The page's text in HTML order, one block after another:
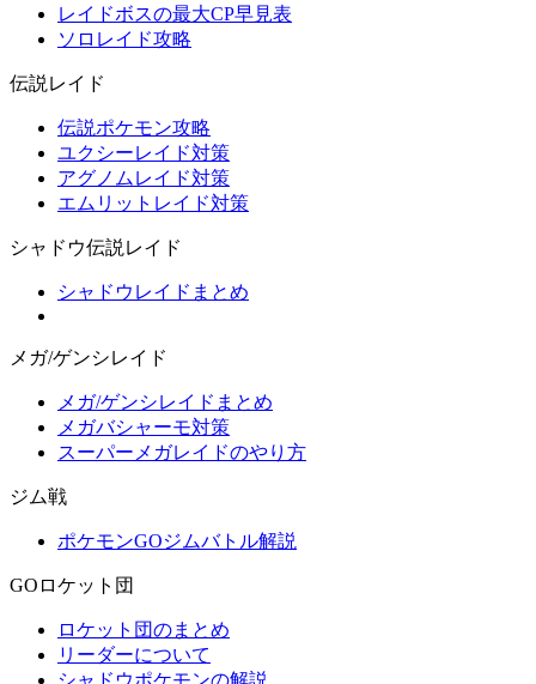
レイドボスの最大CP早見表
ソロレイド攻略
伝説レイド
伝説ポケモン攻略
ユクシーレイド対策
アグノムレイド対策
エムリットレイド対策
シャドウ伝説レイド
シャドウレイドまとめ
メガ/ゲンシレイド
メガ/ゲンシレイドまとめ
メガバシャーモ対策
スーパーメガレイドのやり方
ジム戦
ポケモンGOジムバトル解説
GOロケット団
ロケット団のまとめ
リーダーについて
シャドウポケモンの解説